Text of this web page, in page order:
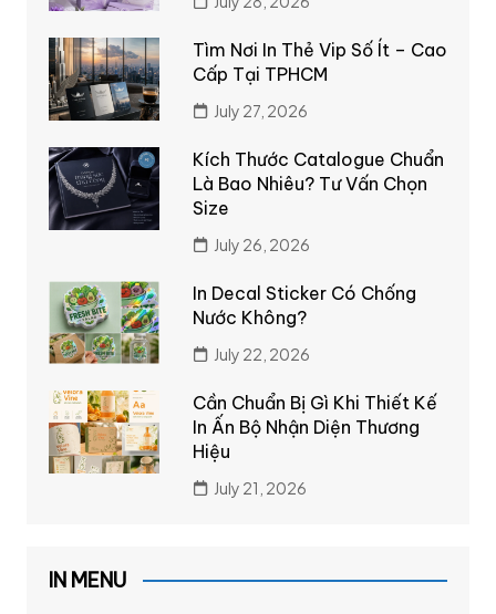
Tìm Nơi In Thẻ Vip Số Ít – Cao
Cấp Tại TPHCM
July 27, 2026
Kích Thước Catalogue Chuẩn
Là Bao Nhiêu? Tư Vấn Chọn
Size
July 26, 2026
In Decal Sticker Có Chống
Nước Không?
July 22, 2026
Cần Chuẩn Bị Gì Khi Thiết Kế
In Ấn Bộ Nhận Diện Thương
Hiệu
July 21, 2026
IN MENU